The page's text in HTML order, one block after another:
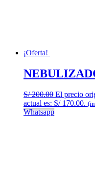
¡Oferta!
S/200.00 El precio
actual es: S/ 170.00.
Whatsapp